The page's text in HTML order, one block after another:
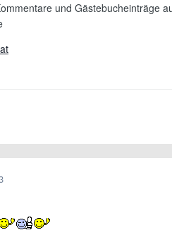
und Gästebucheinträge